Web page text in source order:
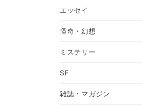
エッセイ
怪奇・幻想
ミステリー
SF
雑誌・マガジン